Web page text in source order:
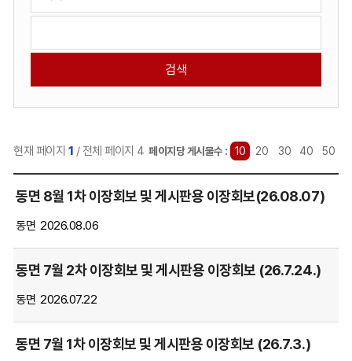
판
유
택:
어
입
현재 페이지 1 / 전체 페이지 4 페이지당 게시물수 : 10선
됨
20 30 40 50
료
실
글
목
번
동면 8월 1차 이장회보 및 게시판용 이장회보(26.08.07)
동면 2026.08.06
동면 7월 2차 이장회보 및 게시판용 이장회보 (26.7.24.)
동면 2026.07.22
동면 7월 1차 이장회보 및 게시판용 이장회보 (26.7.3.)